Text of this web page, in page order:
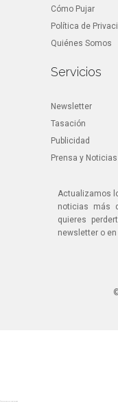
Cómo Pujar
Política de
Quiénes Somos
Servicios
Newsletter
Tasación
Publicidad
Prensa y Noticias
Actualizamos
noticias más
quieres
newsletter o en